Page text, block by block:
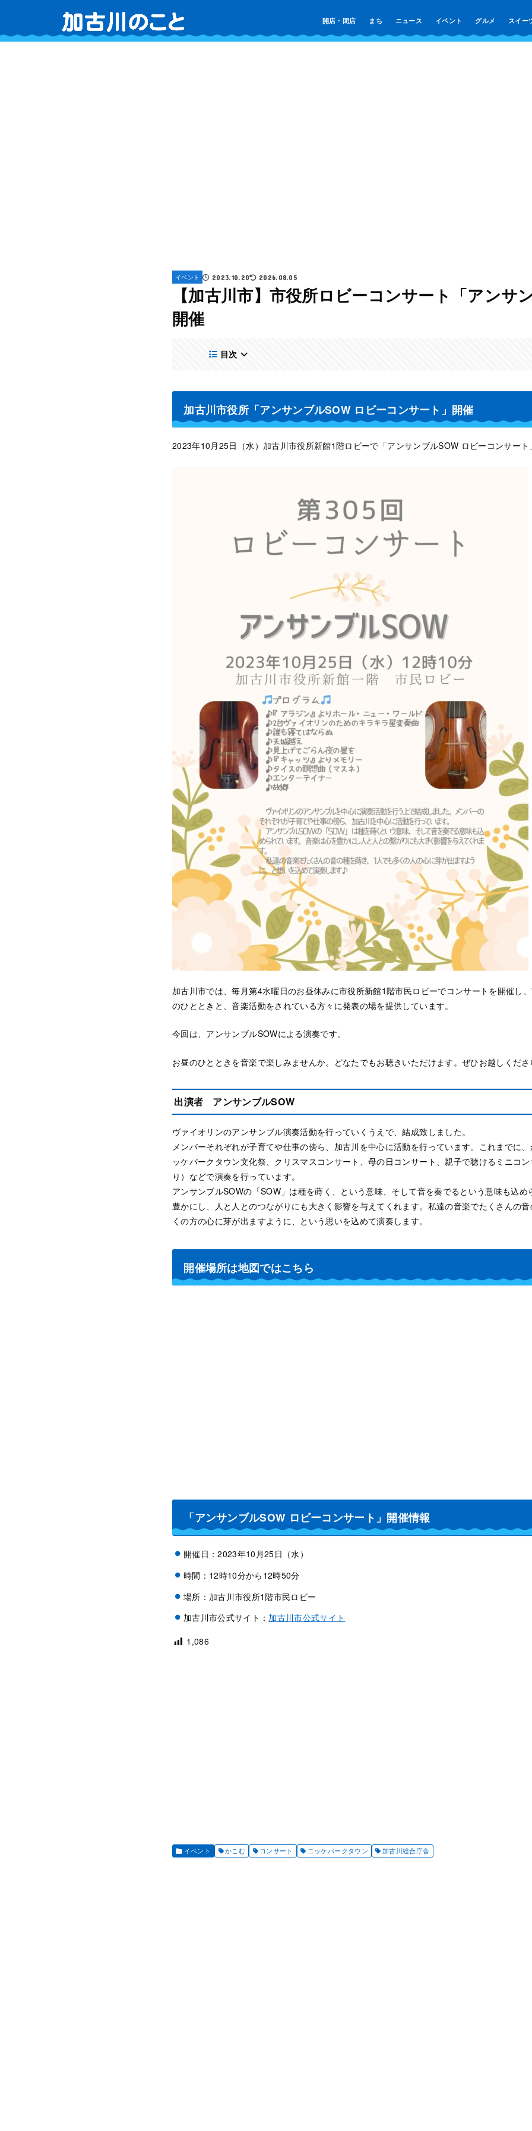
開店・閉店 まち ニュース イベント グルメ スイー
イベント 2023.10.20 2026.08.05
【加古川市】市役所ロビーコンサート「アンサ
開催
目次
加古川市役所「アンサンブルSOW ロビーコンサート」開催
2023年10月25日（水）加古川市役所新館1階ロビーで「アンサンブルSOW ロビーコンサート
加古川市では、毎月第4水曜日のお昼休みに市役所新館1階市民ロビーでコンサートを開催し
のひとときと、音楽活動をされている方々に発表の場を提供しています。
今回は、アンサンブルSOWによる演奏です。
お昼のひとときを音楽で楽しみませんか。どなたでもお聴きいただけます。ぜひお越しくださ
出演者 アンサンブルSOW
ヴァイオリンのアンサンブル演奏活動を行っていくうえで、結成致しました。
メンバーそれぞれが子育てや仕事の傍ら、加古川を中心に活動を行っています。これまでに
ッケパークタウン文化祭、クリスマスコンサート、母の日コンサート、親子で聴けるミニコ
り）などで演奏を行っています。
アンサンブルSOWの「SOW」は種を蒔く、という意味、そして音を奏でるという意味も込め
豊かにし、人と人とのつながりにも大きく影響を与えてくれます。私達の音楽でたくさんの
くの方の心に芽が出ますように、という思いを込めて演奏します。
開催場所は地図ではこちら
「アンサンブルSOW ロビーコンサート」開催情報
開催日：2023年10月25日（水）
時間：12時10分から12時50分
場所：加古川市役所1階市民ロビー
加古川市公式サイト： 加古川市公式サイト
1,086
イベント かこむ コンサート ニッケパークタウン 加古川総合庁舎